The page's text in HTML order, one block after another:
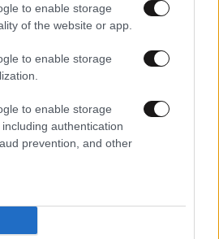
to enable storage
of the website or app.
to enable storage
to enable storage
authentication
prevention, and other